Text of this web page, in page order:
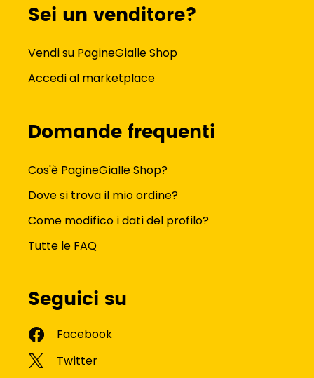
Sei un venditore?
Vendi su PagineGialle Shop
Accedi al marketplace
Domande frequenti
Cos'è PagineGialle Shop?
Dove si trova il mio ordine?
Come modifico i dati del profilo?
Tutte le FAQ
Seguici su